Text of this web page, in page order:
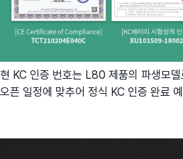
현 KC 인증 번호는 L80 제품의 파생모
오픈 일정에 맞추어 정식 KC 인증 완료